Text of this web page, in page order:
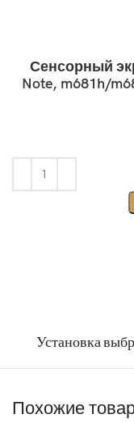
Сенсорный
Note, m681h/
Установка
Похожие